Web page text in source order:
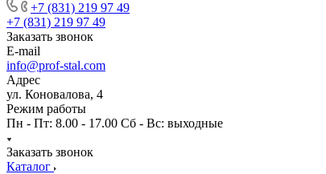
+7 (831) 219 97 49
+7 (831) 219 97 49
Заказать звонок
E-mail
info@prof-stal.com
Адрес
ул. Коновалова, 4
Режим работы
Пн - Пт: 8.00 - 17.00 Сб - Вс: выходные
Заказать звонок
Каталог